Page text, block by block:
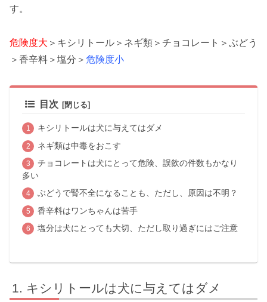
す。
危険度大 ＞キシリトール＞ネギ類＞チョコレート＞ぶどう
＞香辛料＞塩分＞ 危険度小
目次
キシリトールは犬に与えてはダメ
ネギ類は中毒をおこす
チョコレートは犬にとって危険、誤飲の件数もかなり
多い
ぶどうで腎不全になることも、ただし、原因は不明？
香辛料はワンちゃんは苦手
塩分は犬にとっても大切、ただし取り過ぎにはご注意
キシリトールは犬に与えてはダメ